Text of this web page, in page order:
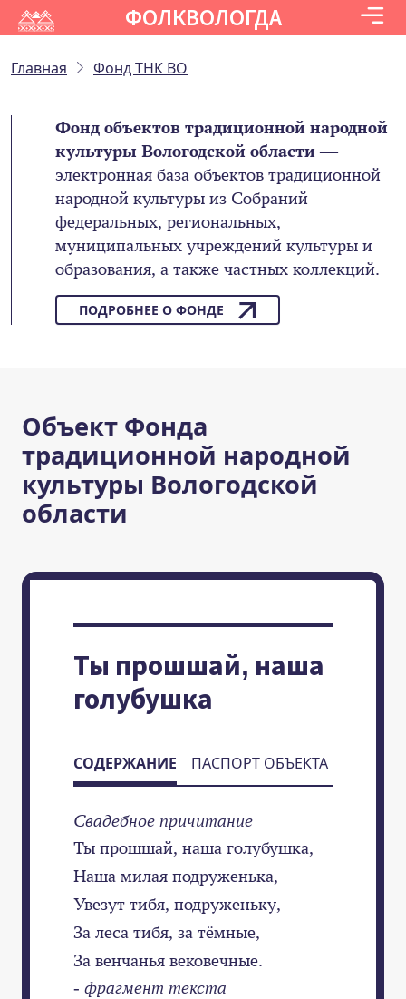
ФОЛКВОЛОГДА
Главная Фонд ТНК ВО
Фонд объектов традиционной народной
культуры Вологодской области—
электронная база объектов традиционной
народной культуры из Собраний
федеральных, региональных,
муниципальных учреждений культуры и
образования, а также частных коллекций.
ПОДРОБНЕЕ О ФОНДЕ
Объект Фонда
традиционной народной
культуры Вологодской
области
Ты прошшай, наша
голубушка
СОДЕРЖАНИЕ ПАСПОРТ ОБЪЕКТА
Свадебное причитание
Ты прошшай, наша голубушка,
Наша милая подруженька,
Увезут тибя, подруженьку,
За леса тибя, за тёмные,
За венчанья вековечные.
- фрагмент текста